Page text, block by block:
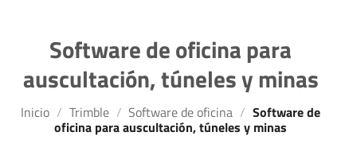
Software de oficina para
auscultación, túneles y minas
Inicio / Trimble / Software de oficina / Software de
oficina para auscultación, túneles y minas